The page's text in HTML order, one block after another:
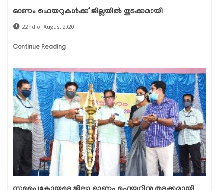
ഓണം ഫെയറുകള്‍ക്ക് ജില്ലയില്‍ തുടക്കമായി
22nd of August 2020
Continue Reading